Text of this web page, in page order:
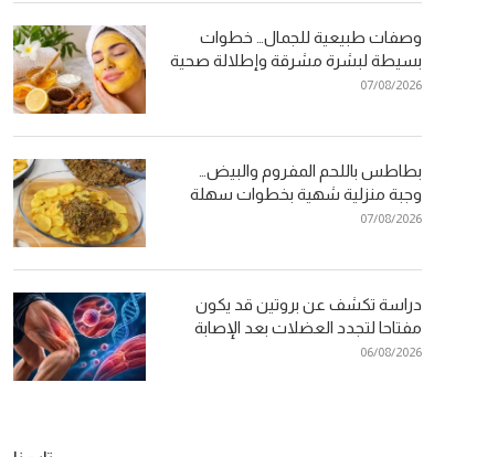
المغرب في
وصفات طبيعية للجمال… خطوات
بسيطة لبشرة مشرقة وإطلالة صحية
07/08/2026
بطاطس باللحم المفروم والبيض…
وجبة منزلية شهية بخطوات سهلة
07/08/2026
دراسة تكشف عن بروتين قد يكون
مفتاحا لتجدد العضلات بعد الإصابة
06/08/2026